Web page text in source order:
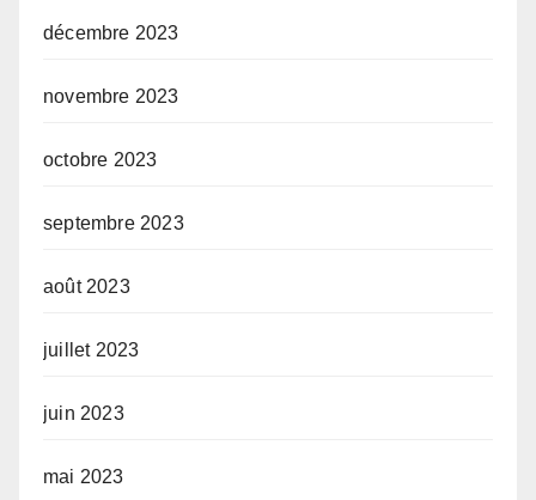
décembre 2023
novembre 2023
octobre 2023
septembre 2023
août 2023
juillet 2023
juin 2023
mai 2023